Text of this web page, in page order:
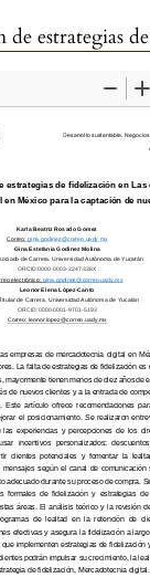
del artículo
digital en México para la captación de nuevos clientes